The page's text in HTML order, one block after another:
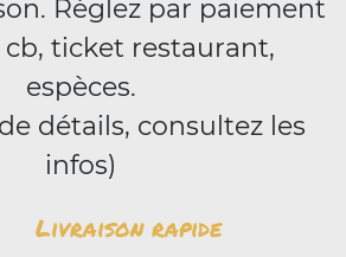
Réglez par paiement
cb, ticket restaurant,
espèces.
détails, consultez les
infos)
Livraison rapide